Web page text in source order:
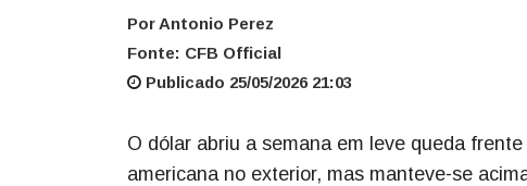
Por Antonio Perez
Fonte: CFB Official
Publicado 25/05/2026 21:03
O dólar abriu a semana em leve queda
americana no exterior, mas manteve-se